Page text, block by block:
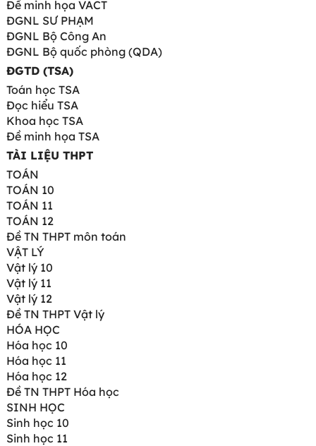
Đề minh họa VACT
ĐGNL SƯ PHẠM
ĐGNL Bộ Công An
ĐGNL Bộ quốc phòng (QDA)
ĐGTD (TSA)
Toán học TSA
Đọc hiểu TSA
Khoa học TSA
Đề minh họa TSA
TÀI LIỆU THPT
TOÁN
TOÁN 10
TOÁN 11
TOÁN 12
Đề TN THPT môn toán
VẬT LÝ
Vật lý 10
Vật lý 11
Vật lý 12
Đề TN THPT Vật lý
HÓA HỌC
Hóa học 10
Hóa học 11
Hóa học 12
Đề TN THPT Hóa học
SINH HỌC
Sinh học 10
Sinh học 11